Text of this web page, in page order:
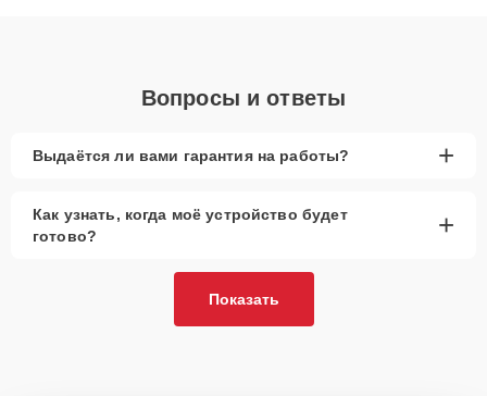
Вопросы и ответы
Выдаётся ли вами гарантия на работы? +
Как узнать, когда моё устройство будет
готово?
+
Показать